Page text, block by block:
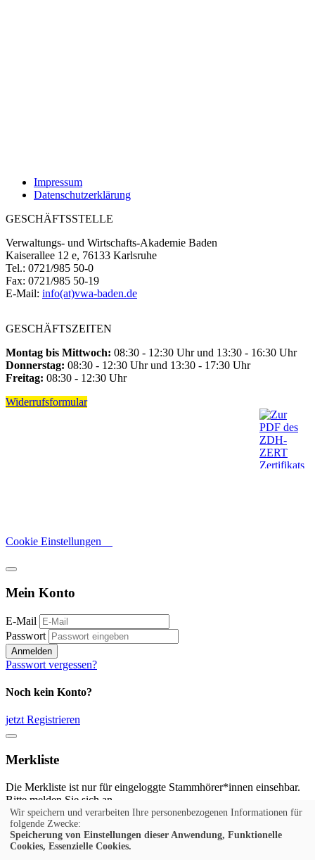
Impressum
Datenschutzerklärung
GESCHÄFTSSTELLE
Verwaltungs- und Wirtschafts-Akademie Baden
Kaiserallee 12 e, 76133 Karlsruhe
Tel.: 0721/985 50-0
Fax: 0721/985 50-19
E-Mail: info(at)vwa-baden.de
GESCHÄFTSZEITEN
Montag bis Mittwoch: 08:30 - 12:30 Uhr und 13:30 - 16:30 Uhr
Donnerstag: 08:30 - 12:30 Uhr und 13:30 - 17:30 Uhr
Freitag: 08:30 - 12:30 Uhr
Widerrufsformular
Cookie Einstellungen
Mein Konto
E-Mail
Passwort
Anmelden
Passwort vergessen?
Noch kein Konto?
jetzt Registrieren
Merkliste
Die Merkliste ist nur für eingeloggte Stammhörer*innen einsehbar.
Bitte melden Sie sich an.
Anmelden
Noch kein Konto?
Wir speichern und verarbeiten Ihre personenbezogenen Informationen für
folgende Zwecke:
Speicherung von Einstellungen dieser Anwendung, Funktionelle
Cookies, Essenzielle Cookies.